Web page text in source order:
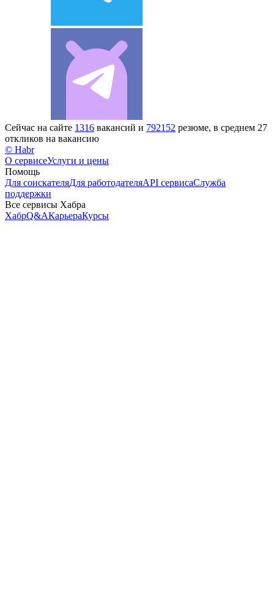
Сейчас на сайте 1316 вакансий и 792152 резюме, в среднем 27
откликов на вакансию
© Habr
О сервисеУслуги и цены
Помощь
Для соискателяДля работодателяAPI сервисаСлужба
поддержки
Все сервисы Хабра
ХабрQ&AКарьераКурсы